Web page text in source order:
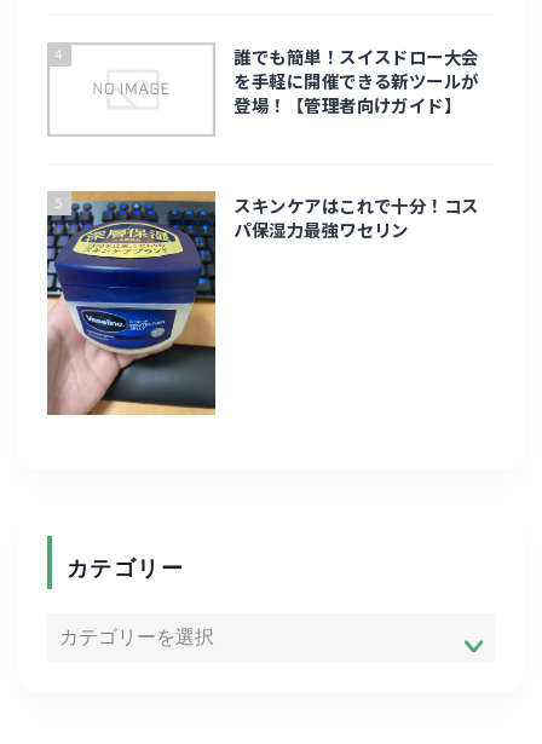
4
誰でも簡単！スイスドロー大会
を手軽に開催できる新ツールが
登場！【管理者向けガイド】
5
スキンケアはこれで十分！コス
パ保湿力最強ワセリン
カテゴリー
北海道旅行
九州
趣味・ライフスタイル